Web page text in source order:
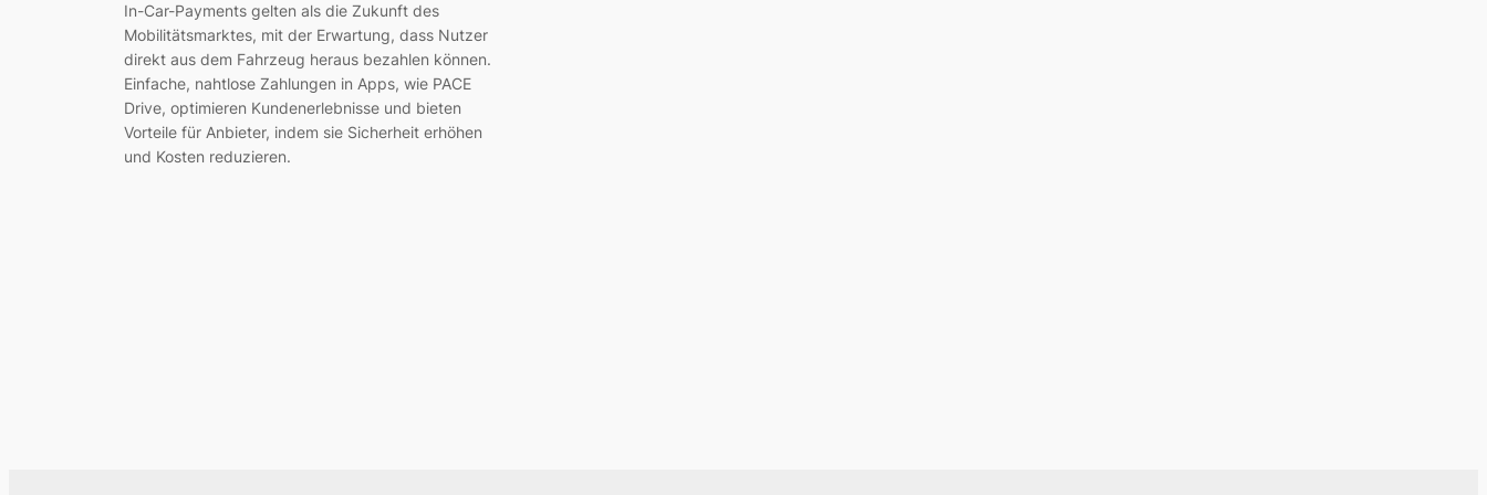
In-Car-Payments gelten als die Zukunft des
Mobilitätsmarktes, mit der Erwartung, dass Nutzer
direkt aus dem Fahrzeug heraus bezahlen können.
Einfache, nahtlose Zahlungen in Apps, wie PACE
Drive, optimieren Kundenerlebnisse und bieten
Vorteile für Anbieter, indem sie Sicherheit erhöhen
und Kosten reduzieren.